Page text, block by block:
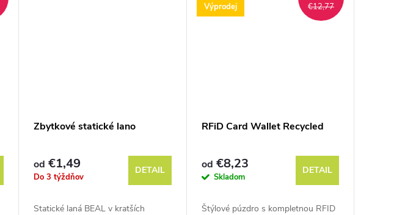
Zbytkové statické lano
od €1,49
Do 3 týždňov
DETAIL
Statické laná BEAL v kratších
Výprodej
€12,77
RFiD Card Wallet Recycled
od €8,23
Skladom
DETAIL
Štýlové púzdro s kompletnou RFID